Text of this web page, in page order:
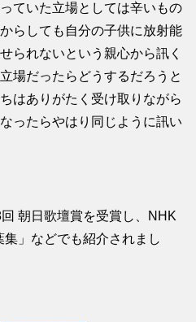
ていた立場としては辛いもの
らしても自分の子供に放射能
られないという親心から訊く
場だったらどうするだろうと
はありがたく受け取りながら
ったらやはり同じように訊い
朝日歌壇賞を受賞し、NHK
」などでも紹介されまし